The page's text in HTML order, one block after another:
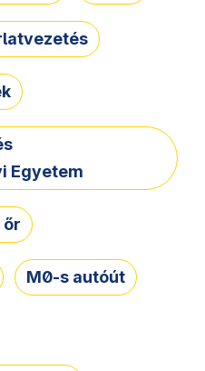
Egyetem
őr
M0-s autóút